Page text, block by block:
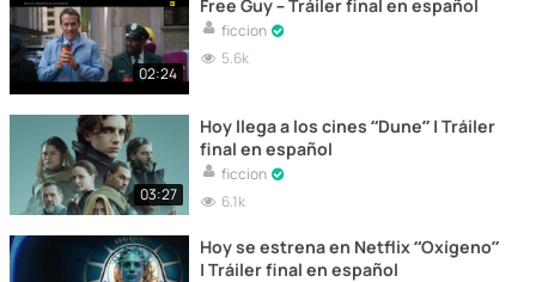
02:24
Free Guy – Tráiler final en español
ficcion
5.6k
03:27
Hoy llega a los cines “Dune” | Tráiler
final en español
ficcion
6.1k
Hoy se estrena en Netflix “Oxígeno”
| Tráiler final en español